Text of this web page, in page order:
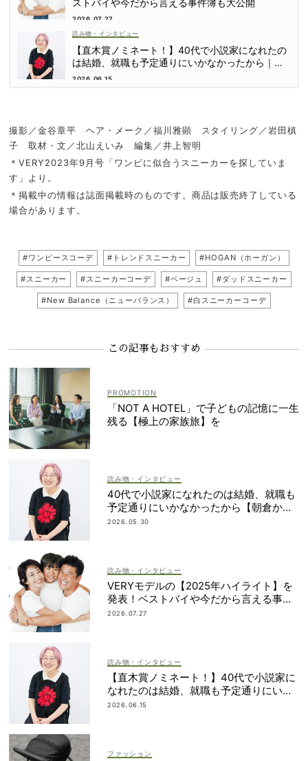
2026.07.27
読み物・インタビュー
【直木賞ノミネート！】40代で小説家になれたの
は結婚、就職も予定通りにいかなかったから｜朝
倉かすみさん
2026.06.15
撮影／金谷章平 ヘア・メーク／福川雅顕 スタイリング／岩田槙
子 取材・文／北山えいみ 編集／井上智明
＊VERY2023年9月号「ワンピに似合うスニーカーを探していま
す」より。
＊掲載中の情報は誌面掲載時のものです。商品は販売終了している
場合があります。
#ワンピースコーデ #トレンドスニーカー #HOGAN（ホーガン）
#スニーカー #スニーカーコーデ #ベージュ #ダッドスニーカー
#New Balance（ニューバランス） #白スニーカーコーデ
この記事もおすすめ
「NOT A HOTEL」で子どもの記憶に一生
残る【極上の家族旅】を
読み物・インタビュー
40代で小説家になれたのは結婚、就職も
予定通りにいかなかったから【朝倉かす
みさん】
2026.05.30
読み物・インタビュー
VERYモデルの【2025年ハイライト】を
発表！ベストバイや今だから言える事件
簿も大公開
2026.07.27
読み物・インタビュー
【直木賞ノミネート！】40代で小説家に
なれたのは結婚、就職も予定通りにいか
なかったから｜朝倉かすみさん
2026.06.15
ファッション